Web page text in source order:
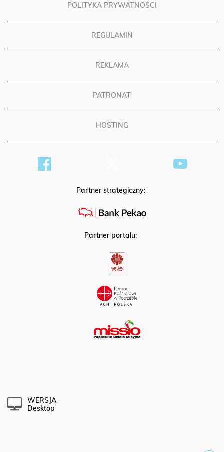
POLITYKA PRYWATNOŚCI
REGULAMIN
REKLAMA
PATRONAT
HOSTING
Partner strategiczny:
Partner portalu:
WERSJA
Desktop